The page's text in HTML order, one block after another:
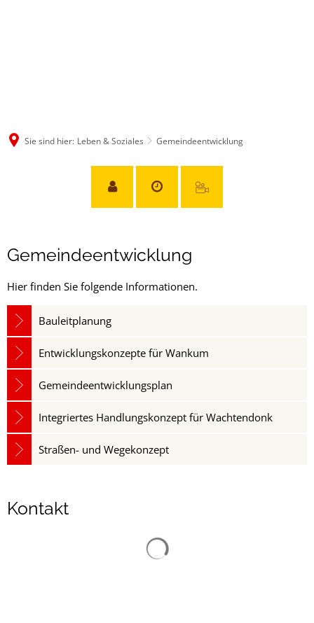
Sie sind hier: Leben & Soziales Gemeindeentwicklung
Gemeindeentwicklung
Gemeindeentwicklung
Hier finden Sie folgende Informationen.
Bauleitplanung
Entwicklungskonzepte für Wankum
Gemeindeentwicklungsplan
Integriertes Handlungskonzept für Wachtendonk
Straßen- und Wegekonzept
Kontakt